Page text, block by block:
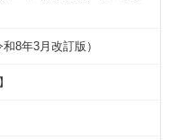
8年3月改訂版）